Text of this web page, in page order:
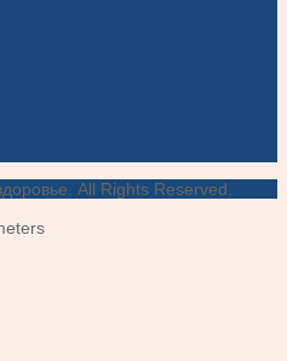
All Rights Reserved.